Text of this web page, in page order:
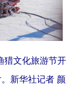
猎文化旅游节开
新华社记者 颜